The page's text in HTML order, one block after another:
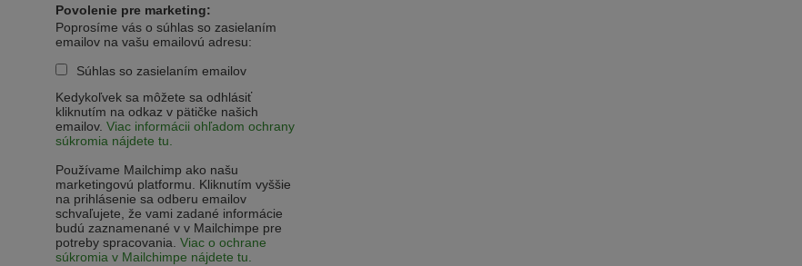
Povolenie pre marketing:
Poprosíme vás o súhlas so zasielaním
emailov na vašu emailovú adresu:
Súhlas so zasielaním emailov
Kedykoľvek sa môžete sa odhlásiť
kliknutím na odkaz v pätičke našich
emailov. Viac informácii ohľadom ochrany
súkromia nájdete tu.
Používame Mailchimp ako našu
marketingovú platformu. Kliknutím vyššie
na prihlásenie sa odberu emailov
schvaľujete, že vami zadané informácie
budú zaznamenané v v Mailchimpe pre
potreby spracovania. Viac o ochrane
súkromia v Mailchimpe nájdete tu.